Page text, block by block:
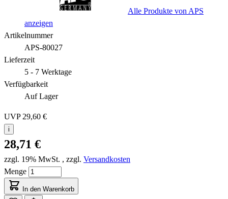
Alle Produkte von APS
anzeigen
Artikelnummer
APS-80027
Lieferzeit
5 - 7 Werktage
Verfügbarkeit
Auf Lager
UVP 29,60 €
i
28,71 €
zzgl. 19% MwSt. , zzgl. Versandkosten
Menge
In den Warenkorb